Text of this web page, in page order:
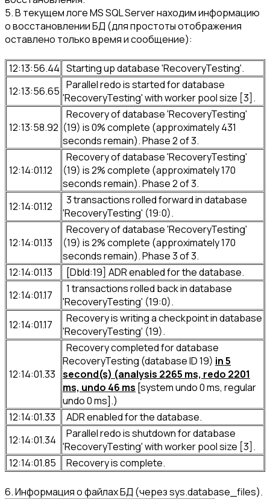
5. В текущем логе MS SQL Server находим информацию
о восстановлении БД (для простоты отображения
оставлено только время и сообщение):
12:13:56.44 Starting up database 'RecoveryTesting'.
12:13:56.65 Parallel redo is started for database
'RecoveryTesting' with worker pool size [3].
12:13:58.92
Recovery of database 'RecoveryTesting'
(19) is 0% complete (approximately 431
seconds remain). Phase 2 of 3.
12:14:01.12
Recovery of database 'RecoveryTesting'
(19) is 2% complete (approximately 170
seconds remain). Phase 2 of 3.
12:14:01.12
3 transactions rolled forward in database
'RecoveryTesting' (19:0).
12:14:01.13
Recovery of database 'RecoveryTesting'
(19) is 2% complete (approximately 170
seconds remain). Phase 3 of 3.
12:14:01.13
[DbId:19] ADR enabled for the database.
12:14:01.17
1 transactions rolled back in database
'RecoveryTesting' (19:0).
12:14:01.17
Recovery is writing a checkpoint in database
'RecoveryTesting' (19).
12:14:01.33
Recovery completed for database
RecoveryTesting (database ID 19) in 5
second(s) (analysis 2265 ms, redo 2201
ms, undo 46 ms [system undo 0 ms, regular
undo 0 ms].)
12:14:01.33
ADR enabled for the database.
12:14:01.34
Parallel redo is shutdown for database
'RecoveryTesting' with worker pool size [3].
12:14:01.85
Recovery is complete.
6. Информация о файлах БД (через sys.database_files).